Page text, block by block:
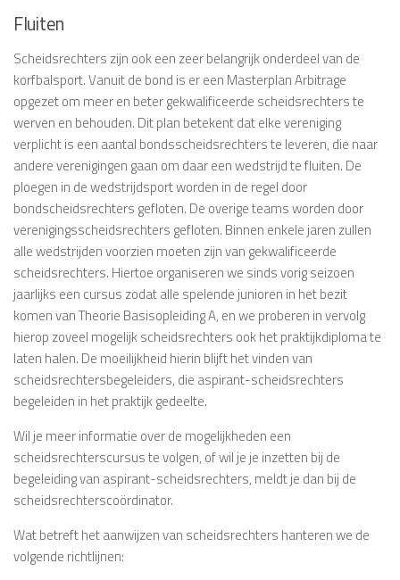
Fluiten
Scheidsrechters zijn ook een zeer belangrijk onderdeel van de
korfbalsport. Vanuit de bond is er een Masterplan Arbitrage
opgezet om meer en beter gekwalificeerde scheidsrechters te
werven en behouden. Dit plan betekent dat elke vereniging
verplicht is een aantal bondsscheidsrechters te leveren, die naar
andere verenigingen gaan om daar een wedstrijd te fluiten. De
ploegen in de wedstrijdsport worden in de regel door
bondscheidsrechters gefloten. De overige teams worden door
verenigingsscheidsrechters gefloten. Binnen enkele jaren zullen
alle wedstrijden voorzien moeten zijn van gekwalificeerde
scheidsrechters. Hiertoe organiseren we sinds vorig seizoen
jaarlijks een cursus zodat alle spelende junioren in het bezit
komen van Theorie Basisopleiding A, en we proberen in vervolg
hierop zoveel mogelijk scheidsrechters ook het praktijkdiploma te
laten halen. De moeilijkheid hierin blijft het vinden van
scheidsrechtersbegeleiders, die aspirant-scheidsrechters
begeleiden in het praktijk gedeelte.
Wil je meer informatie over de mogelijkheden een
scheidsrechterscursus te volgen, of wil je je inzetten bij de
begeleiding van aspirant-scheidsrechters, meldt je dan bij de
scheidsrechterscoördinator.
Wat betreft het aanwijzen van scheidsrechters hanteren we de
volgende richtlijnen: